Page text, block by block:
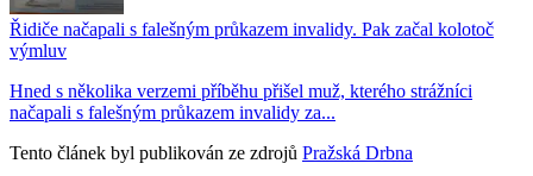
Řidiče načapali s falešným průkazem invalidy. Pak začal kolotoč
výmluv
Hned s několika verzemi příběhu přišel muž, kterého strážníci
načapali s falešným průkazem invalidy za...
Tento článek byl publikován ze zdrojů Pražská Drbna